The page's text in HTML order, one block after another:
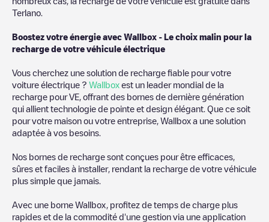
Terlano
Boostez votre énergie avec Wallbox - Le choix malin pour la
recharge de votre véhicule électrique
Vous cherchez une solution de recharge fiable pour votre
voiture électrique ? Wallbox est un leader mondial de la
recharge pour VE, offrant des bornes de dernière génération
qui allient technologie de pointe et design élégant. Que ce soit
pour votre maison ou votre entreprise, Wallbox a une solution
adaptée à vos besoins.
Nos bornes de recharge sont conçues pour être efficaces,
sûres et faciles à installer, rendant la recharge de votre véhicule
plus simple que jamais.
Avec une borne Wallbox, profitez de temps de charge plus
rapides et de la commodité d'une gestion via une application